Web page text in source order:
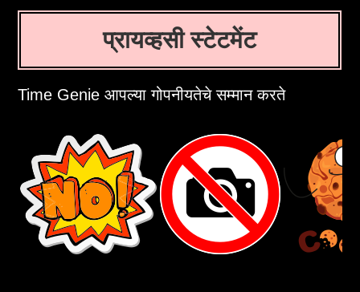
प्रायव्हसी स्टेटमेंट
Time Genie आपल्या गोपनीयतेचे सम्मान करते